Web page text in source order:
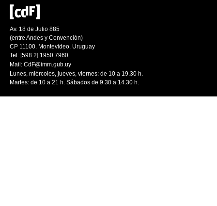
Av. 18 de Julio 885
(entre Andes y Convención)
CP 11100. Montevideo. Uruguay
Tel: [598 2] 1950 7960
Mail: CdF@imm.gub.uy
Lunes, miércoles, jueves, viernes: de 10 a 19.30 h.
Martes: de 10 a 21 h. Sábados de 9.30 a 14.30 h.